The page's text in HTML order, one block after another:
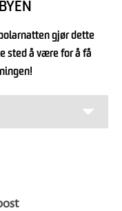
gjør dette
sted å være for å få